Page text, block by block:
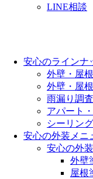
LINE相談
安心のラインナ
外壁・屋
外壁・屋
雨漏り調
アパート
シーリン
安心の外装メニ
安心の外
外壁
屋根